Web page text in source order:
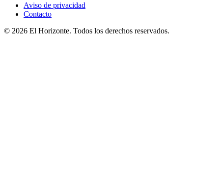
Aviso de privacidad
Contacto
© 2026 El Horizonte. Todos los derechos reservados.